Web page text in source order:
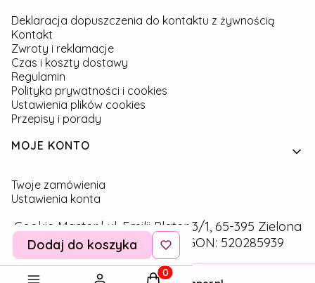
Deklaracja dopuszczenia do kontaktu z żywnością
Kontakt
Zwroty i reklamacje
Czas i koszty dostawy
Regulamin
Polityka prywatności i cookies
Ustawienia plików cookies
Przepisy i porady
MOJE KONTO
Twoje zamówienia
Ustawienia konta
Cookie Master | ul. Emilii Plater 3/1, 65-395 Zielona
Góra | NIP: 9291757160 | REGON: 520285939
Dodaj do koszyka
Produkty w koszyku: 0.